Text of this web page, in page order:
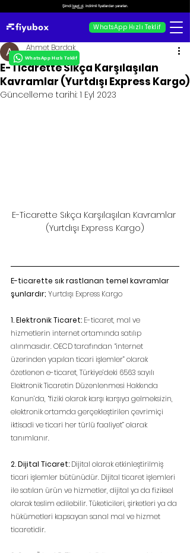
Şimdi kayıt ol, indirimli fiyatlardan yararlan.
WhatsApp Hızlı Teklif
E-Ticarette Sıkça Karşılaşılan
Kavramlar (Yurtdışı Express Kargo)
Ahmet Bardak
Güncelleme tarihi: 1 Eyl 2023
E-Ticarette Sıkça Karşılaşılan Kavramlar
(Yurtdışı Express Kargo)
E-ticarette sık rastlanan temel kavramlar
şunlardır; Yurtdışı Express Kargo
1. Elektronik Ticaret: E-ticaret, mal ve
hizmetlerin internet ortamında satılıp
alınmasıdır. OECD tarafından “internet
üzerinden yapılan ticari işlemler” olarak
özetlenen e-ticaret, Türkiye’deki 6563 sayılı
Elektronik Ticaretin Düzenlenmesi Hakkında
Kanun’da, “fiziki olarak karşı karşıya gelmeksizin,
elektronik ortamda gerçekleştirilen çevrimiçi
iktisadi ve ticari her türlü faaliyet” olarak
tanımlanır.
2. Dijital Ticaret: Dijital olarak etkinleştirilmiş
ticari işlemler bütünüdür. Dijital ticaret işlemleri
ile satılan ürün ve hizmetler, dijital ya da fiziksel
olarak teslim edilebilir. Tüketicileri, şirketleri ya da
hükümetleri kapsayan sanal mal ve hizmet
ticaretidir.
WhatsApp Hızlı Teklif